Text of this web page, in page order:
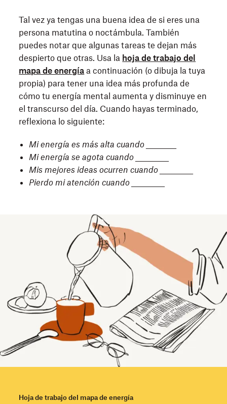
Tal vez ya tengas una buena idea de si eres una
persona matutina o noctámbula. También
puedes notar que algunas tareas te dejan más
despierto que otras. Usa la hoja de trabajo del
mapa de energía a continuación (o dibuja la tuya
propia) para tener una idea más profunda de
cómo tu energía mental aumenta y disminuye en
el transcurso del día. Cuando hayas terminado,
reflexiona lo siguiente:
Mi energía es más alta cuando __________
Mi energía se agota cuando ___________
Mis mejores ideas ocurren cuando ___________
Pierdo mi atención cuando ___________
Hoja de trabajo del mapa de energía